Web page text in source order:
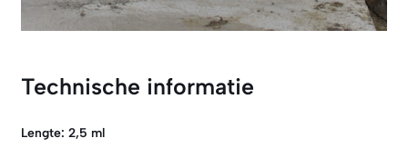
Technische informatie
Lengte: 2,5 ml